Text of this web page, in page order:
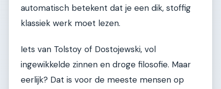
automatisch betekent dat je een dik, stoffig
klassiek werk moet lezen.
Iets van Tolstoy of Dostojewski, vol
ingewikkelde zinnen en droge filosofie. Maar
eerlijk? Dat is voor de meeste mensen op